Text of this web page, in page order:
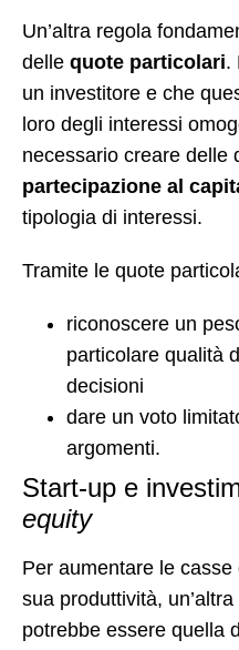
Un’altra regola
delle quote particolari.
un investitore e che
loro degli interessi
necessario creare delle
partecipazione al
tipologia di interessi.
Tramite le quote
riconoscere un
particolare qualità
decisioni
dare un voto
argomenti.
Start-up e
equity
Per aumentare le
sua produttività,
potrebbe essere quella